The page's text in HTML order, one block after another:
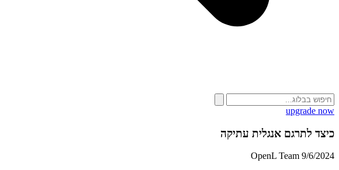
upgrade now
כיצד לתרגם אנגלית עתיקה
OpenL Team 9/6/2024